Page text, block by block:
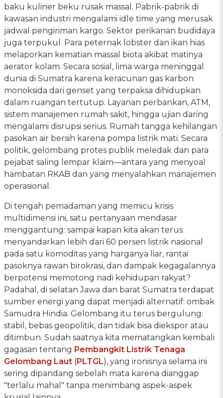
baku kuliner beku rusak massal. Pabrik-pabrik di
kawasan industri mengalami idle time yang merusak
jadwal pengiriman kargo. Sektor perikanan budidaya
juga terpukul. Para peternak lobster dan ikan hias
melaporkan kematian massal biota akibat matinya
aerator kolam. Secara sosial, lima warga meninggal
dunia di Sumatra karena keracunan gas karbon
monoksida dari genset yang terpaksa dihidupkan
dalam ruangan tertutup. Layanan perbankan, ATM,
sistem manajemen rumah sakit, hingga ujian daring
mengalami disrupsi serius. Rumah tangga kehilangan
pasokan air bersih karena pompa listrik mati. Secara
politik, gelombang protes publik meledak dan para
pejabat saling lempar klaim—antara yang menyoal
hambatan RKAB dan yang menyalahkan manajemen
operasional.
Di tengah pemadaman yang memicu krisis
multidimensi ini, satu pertanyaan mendasar
menggantung: sampai kapan kita akan terus
menyandarkan lebih dari 60 persen listrik nasional
pada satu komoditas yang harganya liar, rantai
pasoknya rawan birokrasi, dan dampak kegagalannya
berpotensi memotong nadi kehidupan rakyat?
Padahal, di selatan Jawa dan barat Sumatra terdapat
sumber energi yang dapat menjadi alternatif: ombak
Samudra Hindia. Gelombang itu terus bergulung:
stabil, bebas geopolitik, dan tidak bisa diekspor atau
ditimbun. Sudah saatnya kita mematangkan kembali
gagasan tentang Pembangkit Listrik Tenaga
Gelombang Laut (PLTGL), yang ironisnya selama ini
sering dipandang sebelah mata karena dianggap
"terlalu mahal" tanpa menimbang aspek-aspek